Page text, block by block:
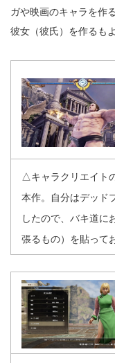
ガや映画のキャラを作
彼女（彼氏）を作るも
△キャラクリエイト
本作。自分はデッド
したので、バキ道に
張るもの）を貼って